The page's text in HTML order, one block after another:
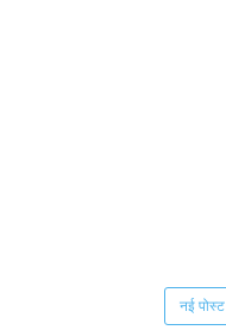
नई पोस्ट